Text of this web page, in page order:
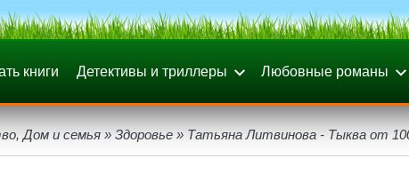
книги Детективы и триллеры Любовные романы
Дом и семья » Здоровье » Татьяна Литвинова - Тыква от